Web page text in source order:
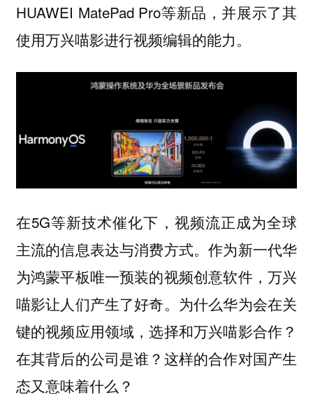
HUAWEI MatePad Pro等新品，并展示了其
使用万兴喵影进行视频编辑的能力。
在5G等新技术催化下，视频流正成为全球
主流的信息表达与消费方式。作为新一代华
为鸿蒙平板唯一预装的视频创意软件，万兴
喵影让人们产生了好奇。为什么华为会在关
键的视频应用领域，选择和万兴喵影合作？
在其背后的公司是谁？这样的合作对国产生
态又意味着什么？